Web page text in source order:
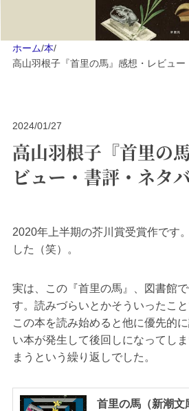
ホーム/本/
高山羽根子『首里の馬』感想・レビュー
2024/01/27
高山羽根子『首里の
ビュー・書評・ネタ
2020年上半期の芥川賞受賞作です
した（笑）。
実は、この『首里の馬』、図書館
す。読みづらいとかそういったこ
この本を読み始めると他に優先的
い本が発生して後回しになってし
まうという繰り返しでした。
首里の馬（新潮文